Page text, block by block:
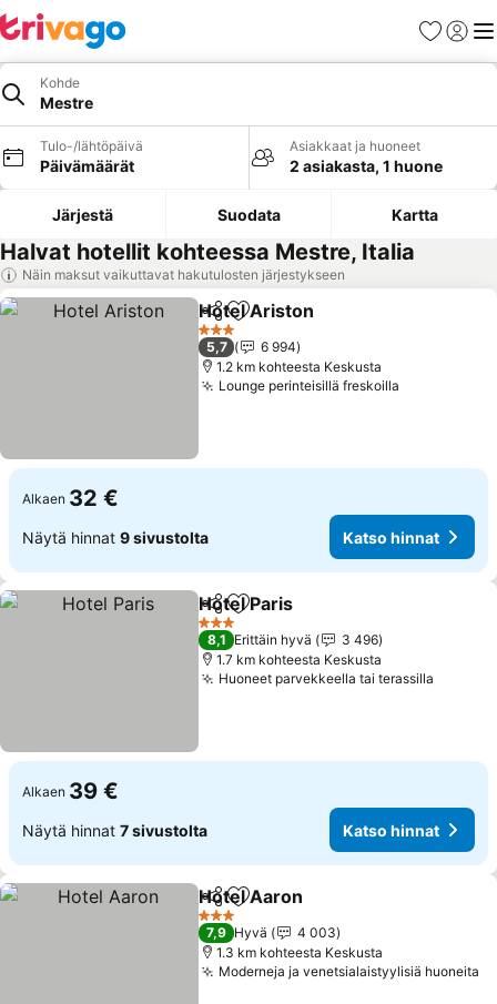
Suosikit
Kohde
Mestre
Tulo-/lähtöpäivä
Päivämäärät
Asiakkaat ja huoneet
2 asiakasta, 1 huone
Järjestä Suodata Kartta
Halvat hotellit kohteessa Mestre, Italia
Näin maksut vaikuttavat hakutulosten järjestykseen
Jaa Lisää suosikkeihin
Hotel Ariston
3 Tähtiluokitus
5,7
6 994
1.2 km kohteesta Keskusta
Lounge perinteisillä freskoilla
Alkaen 32 €
Näytä hinnat 9 sivustolta Katso hinnat
Jaa Lisää suosikkeihin
Hotel Paris
3 Tähtiluokitus
8,1 Erittäin hyvä
3 496
1.7 km kohteesta Keskusta
Huoneet parvekkeella tai terassilla
Alkaen 39 €
Näytä hinnat 7 sivustolta Katso hinnat
Jaa Lisää suosikkeihin
Hotel Aaron
3 Tähtiluokitus
7,9 Hyvä
4 003
1.3 km kohteesta Keskusta
Moderneja ja venetsialaistyylisiä huoneita